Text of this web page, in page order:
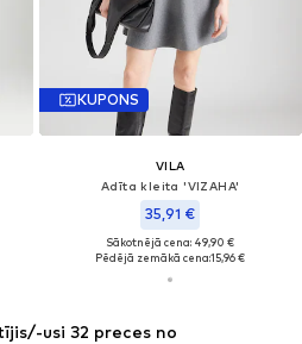
KUPONS
VILA
Adīta kleita 'VIZAHA'
35,91 €
Sākotnējā cena: 49,90 €
Pēdējā zemākā cena:15,96 €
usi 32 preces no